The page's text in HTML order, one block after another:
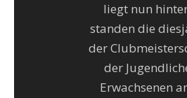
liegt nun
standen die
der
der
Erwachsenen